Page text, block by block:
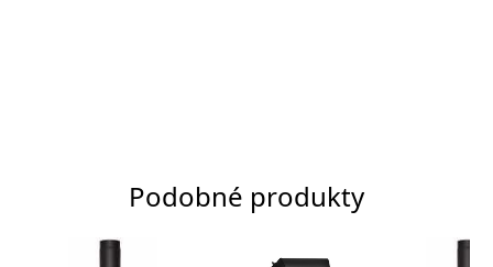
Podobné produkty